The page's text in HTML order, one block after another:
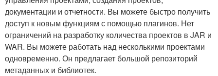
документации и отчетности. Вы можете быстро получить
доступ к новым функциям с помощью плагинов. Нет
ограничений на разработку количества проектов в JAR и
WAR. Вы можете работать над несколькими проектами
одновременно. Он предлагает большой репозиторий
метаданных и библиотек.